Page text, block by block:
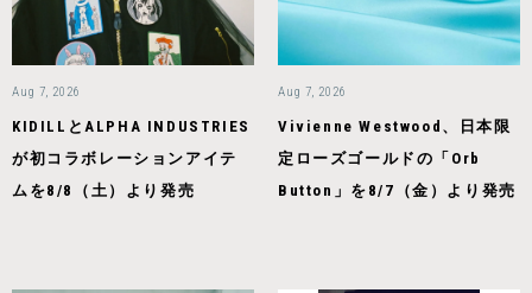
Aug 7, 2026
KIDILLとALPHA INDUSTRIES
が初コラボレーションアイテ
ムを8/8（土）より発売
Aug 7, 2026
Vivienne Westwood、日本限
定ローズゴールドの「Orb
Button」を8/7（金）より発売